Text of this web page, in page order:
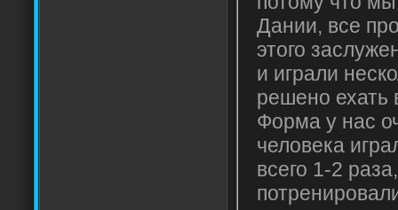
Дании, все
этого
и играли
решено ехать
Форма у нас
человека
всего 1-2